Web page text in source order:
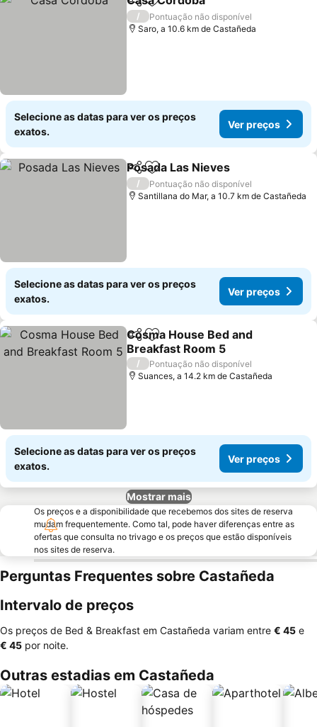
PartilharAdicionar aos favoritos
/
Pontuação não disponível
Saro, a 10.6 km de Castañeda
Selecione as datas para ver os preços
exatos.
Ver preços
PartilharAdicionar aos favoritos
Posada Las Nieves
/
Pontuação não disponível
Santillana do Mar, a 10.7 km de Castañeda
Selecione as datas para ver os preços
exatos.
Ver preços
PartilharAdicionar aos favoritos
Cosma House Bed and
Breakfast Room 5
Ver preços
/
Pontuação não disponível
Suances, a 14.2 km de Castañeda
Selecione as datas para ver os preços
exatos.
Ver preços
Mostrar mais
Os preços e a disponibilidade que recebemos dos sites de reserva
mudam frequentemente. Como tal, pode haver diferenças entre as
ofertas que consulta no trivago e os preços que estão disponíveis
nos sites de reserva.
Perguntas Frequentes sobre Castañeda
Intervalo de preços
Os preços de Bed & Breakfast em Castañeda variam entre ‎€ 45 e
‎€ 45 por noite.
Outras estadias em Castañeda